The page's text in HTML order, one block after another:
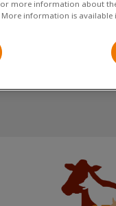
for more information about
information is available